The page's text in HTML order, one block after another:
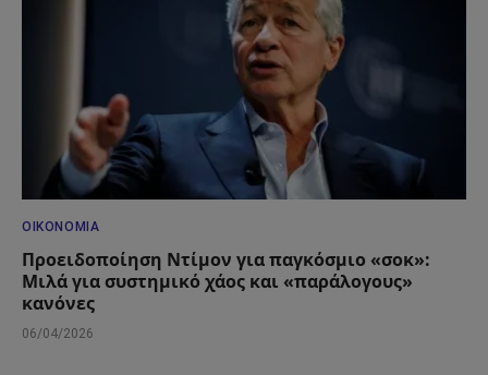
ΟΙΚΟΝΟΜΊΑ
Προειδοποίηση Ντίμον για παγκόσμιο «σοκ»:
Μιλά για συστημικό χάος και «παράλογους»
κανόνες
06/04/2026